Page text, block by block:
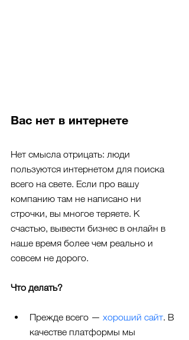
Вас нет в интернете
Нет смысла отрицать: люди
пользуются интернетом для поиска
всего на свете. Если про вашу
компанию там не написано ни
строчки, вы многое теряете. К
счастью, вывести бизнес в онлайн в
наше время более чем реально и
совсем не дорого.
Что делать?
Прежде всего — хороший сайт. В
качестве платформы мы